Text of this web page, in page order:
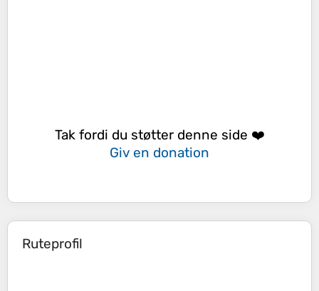
Tak fordi du støtter denne side ❤️
Giv en donation
Ruteprofil